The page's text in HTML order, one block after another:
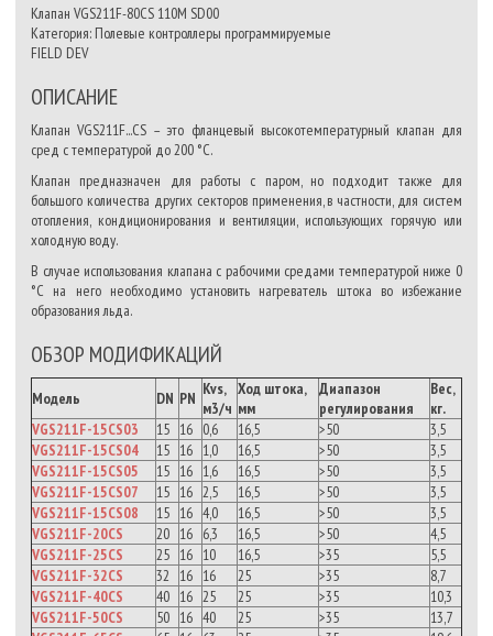
Клапан VGS211F-80CS 110M SD00
Категория: Полевые контроллеры программируемые
FIELD DEV
ОПИСАНИЕ
Клапан VGS211F...CS – это фланцевый высокотемпературный клапан для
сред с температурой до 200 °C.
Клапан предназначен для работы с паром, но подходит также для
большого количества других секторов применения, в частности, для систем
отопления, кондиционирования и вентиляции, использующих горячую или
холодную воду.
В случае использования клапана с рабочими средами температурой ниже 0
°C на него необходимо установить нагреватель штока во избежание
образования льда.
ОБЗОР МОДИФИКАЦИЙ
Модель DN PN Kvs,
м3/ч
Ход штока,
мм
Диапазон
регулирования
Вес,
кг.
VGS211F-15CS03
15 16 0,6 16,5 >50
3,5
VGS211F-15CS04
15 16 1,0 16,5 >50
3,5
VGS211F-15CS05
15 16 1,6 16,5 >50
3,5
VGS211F-15CS07
15 16 2,5 16,5 >50
3,5
VGS211F-15CS08
15 16 4,0 16,5 >50
3,5
VGS211F-20CS
20 16 6,3 16,5 >50
4,5
VGS211F-25CS
25 16 10 16,5 >35
5,5
VGS211F-32CS
32 16 16 25 >35
8,7
VGS211F-40CS
40 16 25 25 >35
10,3
VGS211F-50CS
50 16 40 25 >35
13,7